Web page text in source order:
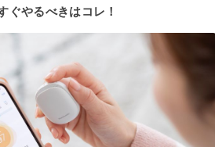
ぐやるべきはコレ！